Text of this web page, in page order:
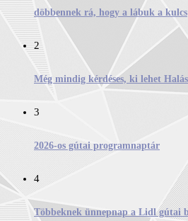
döbbennek rá, hogy a lábuk a kulcs
2
Még mindig kérdéses, ki lehet
3
2026-os gútai programnaptár
4
Többeknek ünnepnap a Lidl gútai